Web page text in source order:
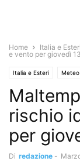
Home Italia e Esteri
e vento per giovedì
Italia e Esteri Meteo
rischio
per
Di redazione -